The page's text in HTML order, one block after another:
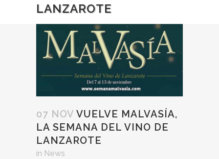
LANZAROTE
07 NOV VUELVE MALVASÍA,
LA SEMANA DEL VINO DE
LANZAROTE
in News